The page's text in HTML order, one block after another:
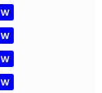
W
W
W
W